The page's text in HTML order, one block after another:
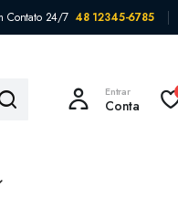
Contato 24/7 48 12345-6785
Entrar
Conta